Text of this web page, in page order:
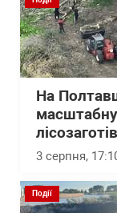
На
3 серпня,
Події